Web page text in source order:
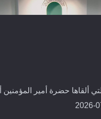
ألقاها حضرة أمير المؤمنين